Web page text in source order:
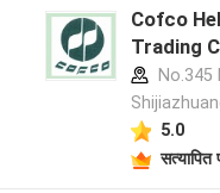
Cofco
Trading
5.0
सत्यापित